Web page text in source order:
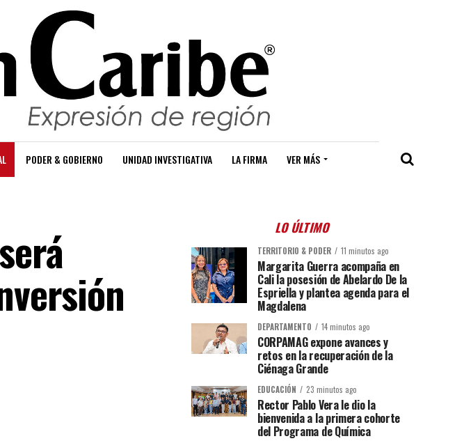
PODER & GOBIERNO UNIDAD INVESTIGATIVA LA FIRMA VER MÁS
LO ÚLTIMO
TERRITORIO & PODER 11 minutos ago
Margarita Guerra acompaña en
Cali la posesión de Abelardo De la
Espriella y plantea agenda para el
Magdalena
DEPARTAMENTO 14 minutos ago
CORPAMAG expone avances y
retos en la recuperación de la
Ciénaga Grande
EDUCACIÓN 23 minutos ago
Rector Pablo Vera le dio la
bienvenida a la primera cohorte
del Programa de Química